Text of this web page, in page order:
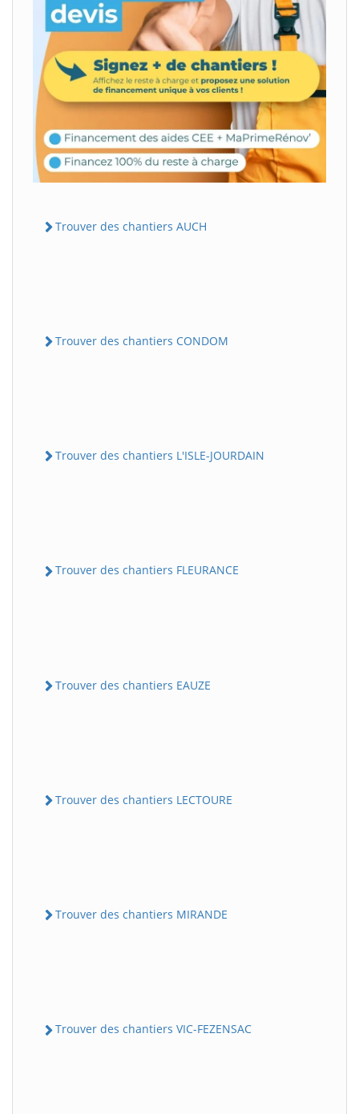
Trouver des chantiers AUCH
Trouver des chantiers CONDOM
Trouver des chantiers L'ISLE-JOURDAIN
Trouver des chantiers FLEURANCE
Trouver des chantiers EAUZE
Trouver des chantiers LECTOURE
Trouver des chantiers MIRANDE
Trouver des chantiers VIC-FEZENSAC